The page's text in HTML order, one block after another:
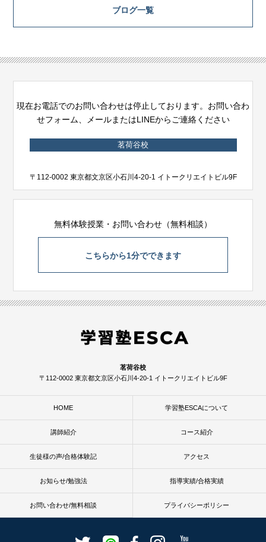
ブログ一覧
現在お電話でのお問い合わせは停止しております。お問い合わ
せフォーム、メールまたはLINEからご連絡ください
茗荷谷校
〒112-0002 東京都文京区小石川4-20-1 イトークリエイトビル9F
無料体験授業・お問い合わせ（無料相談）
こちらから1分でできます
茗荷谷校
〒112-0002 東京都文京区小石川4-20-1 イトークリエイトビル9F
HOME 学習塾ESCAについて
講師紹介 コース紹介
生徒様の声/合格体験記 アクセス
お知らせ/勉強法 指導実績/合格実績
お問い合わせ/無料相談 プライバシーポリシー